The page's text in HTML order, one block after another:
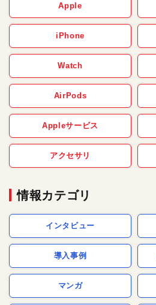
Apple
iPhone
Watch
AirPods
Appleサービス
アクセサリ
情報カテゴリ
インタビュー
導入事例
マンガ